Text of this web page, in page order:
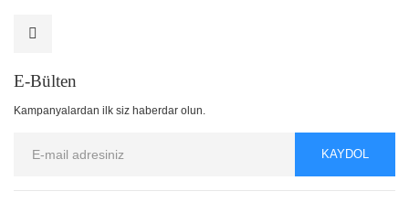
E-Bülten
Kampanyalardan ilk siz haberdar olun.
KAYDOL